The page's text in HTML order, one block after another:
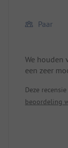
Paar
We houden
een zeer
moet een
Deze
beoordeling